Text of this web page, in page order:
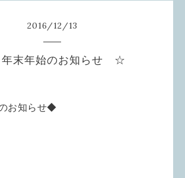
2016/12/13
末年始のお知らせ ☆
お知らせ◆